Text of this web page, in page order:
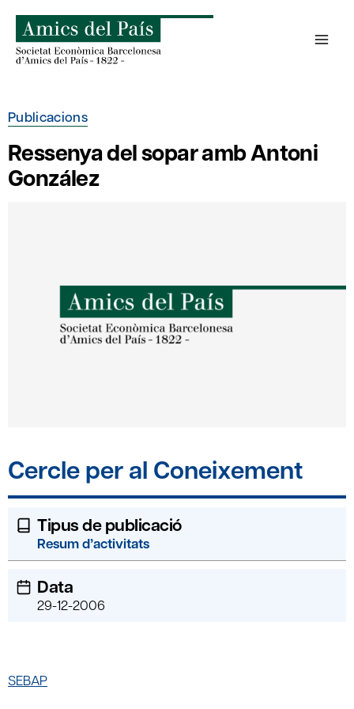
content
Publicacions
Ressenya del sopar amb Antoni
González
Cercle per al Coneixement
Tipus de publicació
Resum d’activitats
Data
29-12-2006
SEBAP